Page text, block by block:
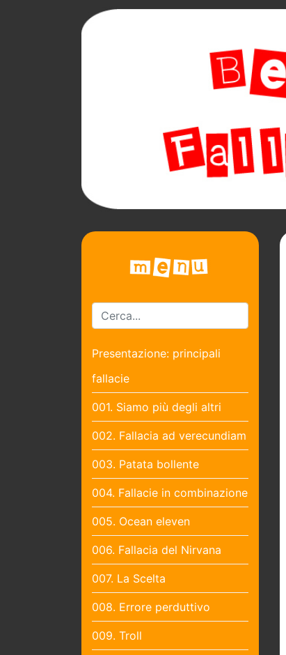
Presentazione: principali
fallacie
001. Siamo più degli altri
002. Fallacia ad verecundiam
003. Patata bollente
004. Fallacie in combinazione
005. Ocean eleven
006. Fallacia del Nirvana
007. La Scelta
008. Errore perduttivo
009. Troll